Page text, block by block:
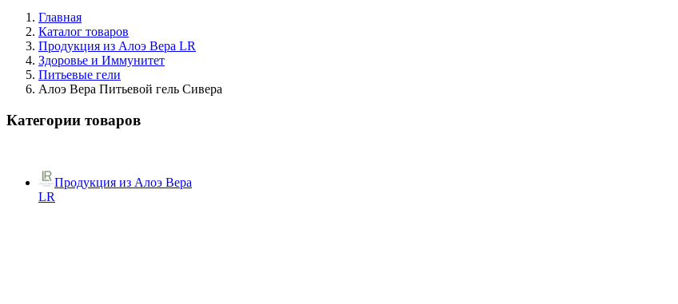
Главная
Каталог товаров
Продукция из Алоэ Вера LR
Здоровье и Иммунитет
Питьевые гели
Алоэ Вера Питьевой гель Сивера
Категории товаров
Продукция из Алоэ Вера
LR